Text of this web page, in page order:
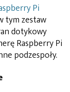
Pi
tym zestaw
dotykowy
Raspberry Pi
podzespoły.